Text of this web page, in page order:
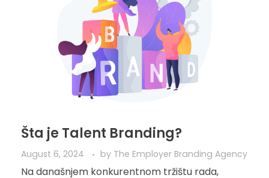
Šta je Talent Branding?
August 6, 2024 by The Employer Branding Agency
Na današnjem konkurentnom tržištu rada,